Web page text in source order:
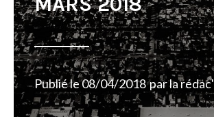
Publié le08/04/2018 parla rédac'